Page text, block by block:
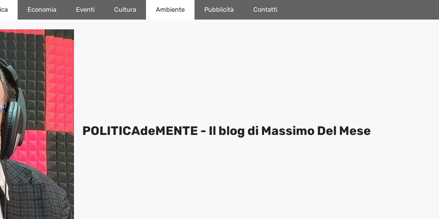
Economia Eventi Cultura Ambiente Pubblicità Contatti
POLITICAdeMENTE - Il blog di Massimo Del Mese